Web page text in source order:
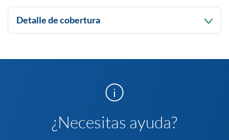
Detalle de cobertura
tránsito como peatón, conductor no profesional o
pasajero y en viajes; que le originen la muerte o alguna
incapacidad, de acuerdo con el plan seleccionado:
Accidentes Personales Integral
¿Necesitas ayuda?